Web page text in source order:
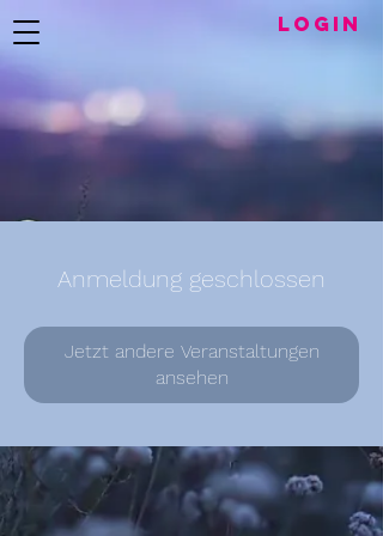
LogIN
Anmeldung geschlossen
Jetzt andere Veranstaltungen
ansehen